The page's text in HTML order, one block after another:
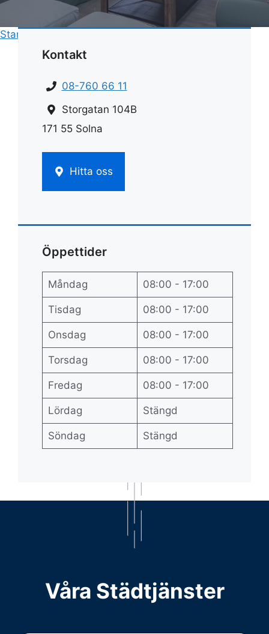
Start
Kontakt
08-760 66 11
Storgatan 104B
171 55 Solna
Hitta oss
Öppettider
Måndag 08:00 - 17:00
Tisdag 08:00 - 17:00
Onsdag 08:00 - 17:00
Torsdag 08:00 - 17:00
Fredag 08:00 - 17:00
Lördag Stängd
Söndag Stängd
Våra Städtjänster